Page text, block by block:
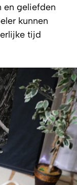
en geliefden
kunnen
tijd